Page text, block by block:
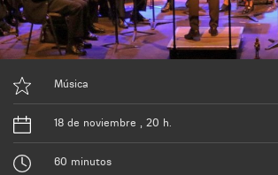
Música
18 de noviembre , 20 h.
60 minutos